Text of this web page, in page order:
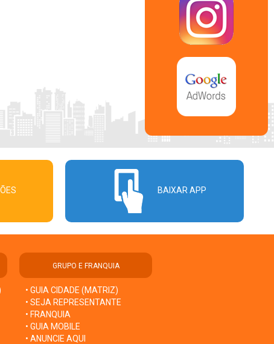
BAIXAR APP
GRUPO E FRANQUIA
• GUIA CIDADE (MATRIZ)
• SEJA REPRESENTANTE
• FRANQUIA
• GUIA MOBILE
• ANUNCIE AQUI